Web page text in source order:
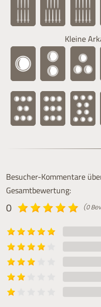
Kleine
Besucher-Kommentare
Gesamtbewertung:
0 (0